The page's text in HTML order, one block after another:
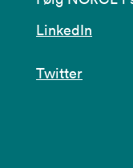
LinkedIn
Twitter